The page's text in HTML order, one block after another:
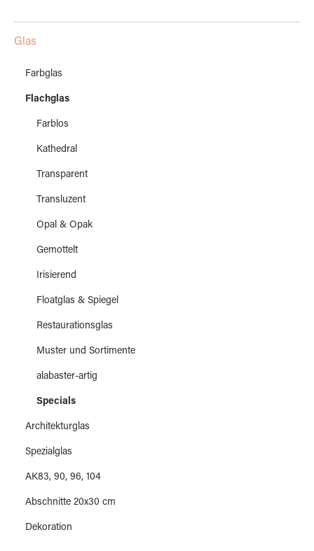
Glas
Farbglas
Flachglas
Farblos
Kathedral
Transparent
Transluzent
Opal & Opak
Gemottelt
Irisierend
Floatglas & Spiegel
Restaurationsglas
Muster und Sortimente
alabaster-artig
Specials
Architekturglas
Spezialglas
AK83, 90, 96, 104
Abschnitte 20x30 cm
Dekoration